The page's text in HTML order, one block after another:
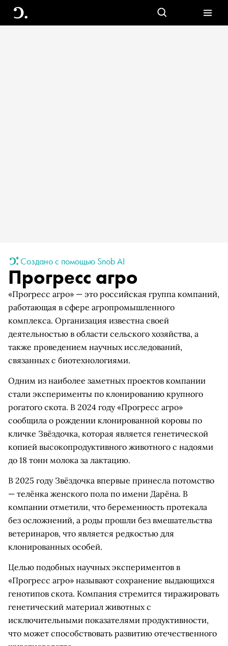
Создано с помощью Snob AI
Прогресс агро
«Прогресс агро» — это российская группа компаний,
работающая в сфере агропромышленного
комплекса. Организация известна своей
деятельностью в области сельского хозяйства, а
также проведением научных исследований,
связанных с биотехнологиями.
Одним из наиболее заметных проектов компании
стали эксперименты по клонированию крупного
рогатого скота. В 2024 году «Прогресс агро»
сообщила о рождении клонированной коровы по
кличке Звёздочка, которая является генетической
копией высокопродуктивного животного с надоями
до 18 тонн молока за лактацию.
В 2025 году Звёздочка впервые принесла потомство
— телёнка женского пола по имени Дарёна. В
компании отметили, что беременность протекала
без осложнений, а роды прошли без вмешательства
ветеринаров, что является редкостью для
клонированных особей.
Целью подобных научных экспериментов в
«Прогресс агро» называют сохранение выдающихся
генотипов скота. Компания стремится тиражировать
генетический материал животных с
исключительными показателями продуктивности,
что может способствовать развитию отечественного